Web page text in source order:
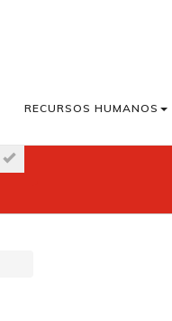
RECURSOS HUMANOS